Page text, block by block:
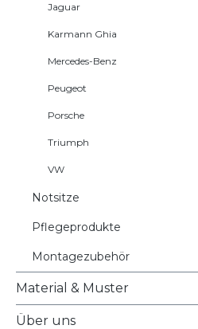
Jaguar
Karmann Ghia
Mercedes-Benz
Peugeot
Porsche
Triumph
VW
Notsitze
Pflegeprodukte
Montagezubehör
Material & Muster
Über uns